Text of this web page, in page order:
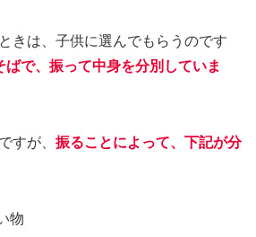
きは、子供に選んでもらうのです
ばで、振って中身を分別していま
すが、 振ることによって、下記が分
物